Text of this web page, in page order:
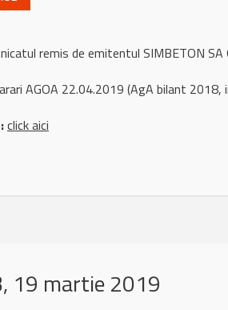
remis de emitentul SIMBETON
AGOA 22.04.2019 (AgA bilant
click aici
19 martie 2019